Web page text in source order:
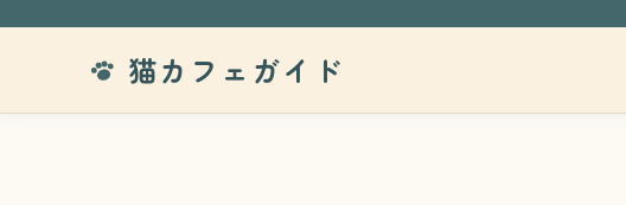
猫カフェガイド